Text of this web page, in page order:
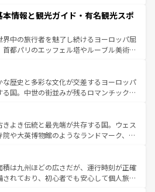
リアで、忘れられない旅をしてみよう！
リア情報は
国では、情熱的なフラメンコ、熱気あふ
美味しいタパスが生活の一部となってい
ードの洗練された雰囲気や、バルセロナの
角から、地方では古代ローマ遺跡や中世
って風土や気候が異なるスペインはその個
性で訪れる人を魅了する。 なお、新着のスペイン情報は コ
参照してほしい。
本情報と観光ガイド・有名観光スポ
界中の旅行者を魅了し続けるヨーロッパ屈
都パリのエッフェル塔やルーブル美術館
が詰まっている。華麗な宮殿、歴史的な大
ーチ、そして豊かな自然が、訪れる者を心
また、フランスは美食の国としても知ら
の発祥地であるランス、プロヴァンスの
ダー畑など、多彩な楽しみ方が可能だ。さ
の地域にも魅力が溢れており、どの街角に
ぶとそれぞれで全く異なる文化を体験で
るだろう。 なお、新着のフランス情報はコンテンツ一覧
い。
な歴史と多彩な文化が交差するヨーロッパ
る国。中世の街並みが残るロマンチック街
、どこを歩いても飽きることがない。ベ
活気、バイエルン州のアルプスの絶景、そ
いのワイン畑といった風景は必見。ビール
ぜひ体験してほしい。 なお、新着の
ンテンツ一覧を参照してほしい。
きよき伝統と最先端が共存する国。ウェス
院や大英博物館のようなランドマーク、歴
魅力がある。また、優雅なアフタヌーン
好きにはたまらない英国パブ、サッカー観
からこそできる体験も豊富。イギリスを旅
積は九州ほどの広さだが、運行時刻が正確
されており、初心者でも安心して個人旅行